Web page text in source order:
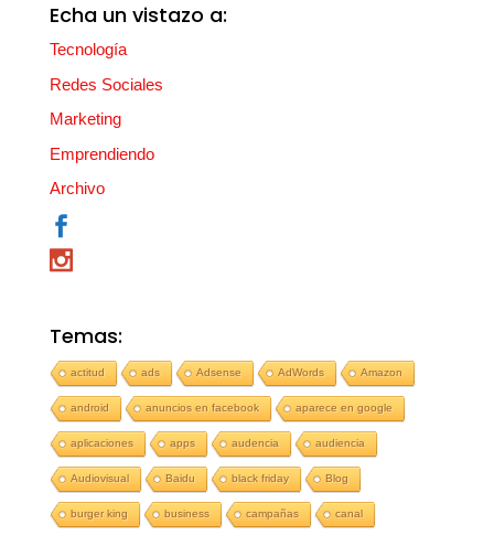
Echa un vistazo a:
Tecnología
Redes Sociales
Marketing
Emprendiendo
Archivo
Temas:
actitud ads Adsense AdWords Amazon
android anuncios en facebook aparece en google
aplicaciones apps audencia audiencia
Audiovisual Baidu black friday Blog
burger king business campañas canal